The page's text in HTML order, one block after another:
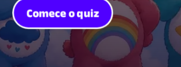
Comece o quiz